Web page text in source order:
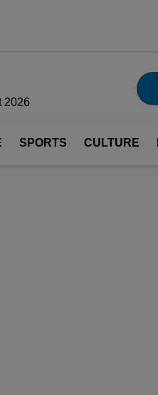
2026
SPORTS CULTURE